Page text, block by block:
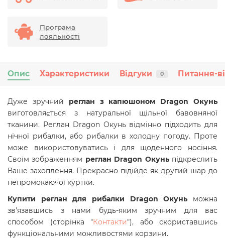
Програма
лояльності
Опис Характеристики Відгуки 0 Питання-
Дуже зручний реглан з капюшоном Dragon Окунь
виготовляється з натуральної щільної бавовняної
тканини. Реглан Dragon Окунь відмінно підходить для
нічної рибалки, або рибалки в холодну погоду. Проте
може використовуватись і для щоденного носіння.
Своїм зображенням реглан Dragon Окуньпідкреслить
Ваше захоплення. Прекрасно підійде як другий шар до
непромокаючої куртки.
Купити реглан для рибалки Dragon Окунь можна
зв'язавшись з нами будь-яким зручним для вас
способом (сторінка "Контакти"), або скориставшись
функціональними можливостями корзини.